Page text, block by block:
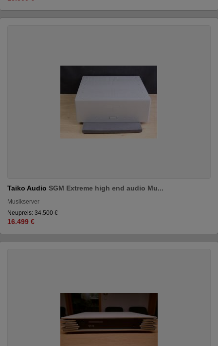
Taiko Audio SGM Extreme high end audio Mu...
Musikserver
Neupreis: 34.500 €
16.499 €